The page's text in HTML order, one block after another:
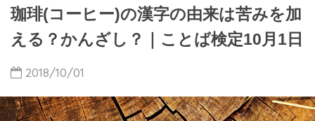
珈琲(コーヒー)の漢字の由来は苦みを加
える？かんざし？｜ことば検定10月1日
2018/10/01